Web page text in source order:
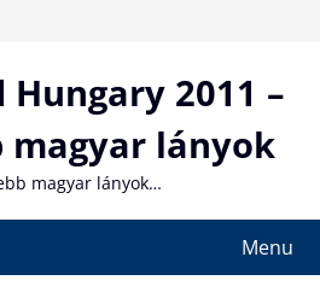
Hungary 2011 –
magyar lányok
magyar lányok…
Menu